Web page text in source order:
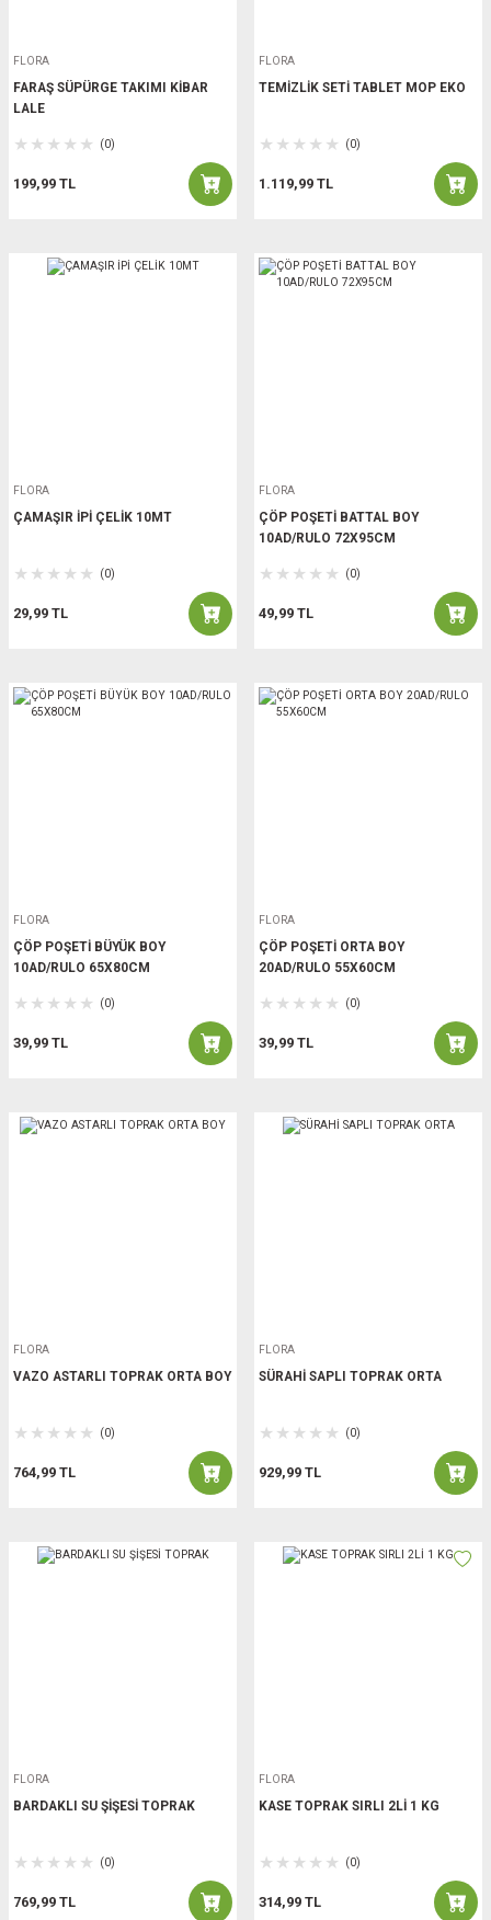
FLORA
FARAŞ SÜPÜRGE TAKIMI KİBAR
LALE
(0)
199,99 TL
FLORA
TEMİZLİK SETİ TABLET MOP EKO
(0)
1.119,99 TL
FLORA
ÇAMAŞIR İPİ ÇELİK 10MT
(0)
29,99 TL
FLORA
ÇÖP POŞETİ BATTAL BOY
10AD/RULO 72X95CM
(0)
49,99 TL
FLORA
ÇÖP POŞETİ BÜYÜK BOY
10AD/RULO 65X80CM
(0)
39,99 TL
FLORA
ÇÖP POŞETİ ORTA BOY
20AD/RULO 55X60CM
(0)
39,99 TL
FLORA
VAZO ASTARLI TOPRAK ORTA BOY
(0)
764,99 TL
FLORA
SÜRAHİ SAPLI TOPRAK ORTA
(0)
929,99 TL
FLORA
BARDAKLI SU ŞİŞESİ TOPRAK
(0)
769,99 TL
FLORA
KASE TOPRAK SIRLI 2Lİ 1 KG
(0)
314,99 TL